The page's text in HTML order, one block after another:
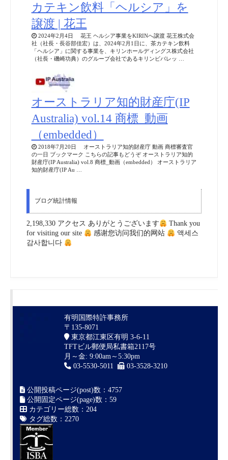
カテキン飲料「ヘルシア」を
譲渡 | 花王
2024年2月4日 花王 ヘルシア事業をKIRINへ譲渡 花王株式会
社（社長・長谷部佳宏）は、2024年2月1日に、茶カテキン飲料
「ヘルシア」に関する事業を、キリンホールディングス株式会社
（社長・磯崎功典）のグループ会社であるキリンビバレッ …
オーストラリア知的財産庁(IP
Australia) vol.14 商標_動画
（embedded）
2018年7月20日 オーストラリア知的財産庁 動画 商標審査官
の一日 ブックマーク こちらの記事もどうぞ オーストラリア知的
財産庁(IP Australia) vol.8 商標_動画（embedded） オーストラリア
知的財産庁(IP Au …
ブログ統計情報
2,198,330 アクセス ありがとうございます
Thank you
for visiting our site
感谢您访问我们的网站
액세스
감사합니다
有明国際特許事務所
〒135-8071
東京都江東区有明 3-6-11
TFTビル郵便局私書箱2117号
月～金: 9:00am～5:30pm
03-5530-5011
03-3528-3210
公開投稿ページ(post)数：4757
公開固定ページ(page)数：59
カテゴリー総数：204
タグ総数：2270